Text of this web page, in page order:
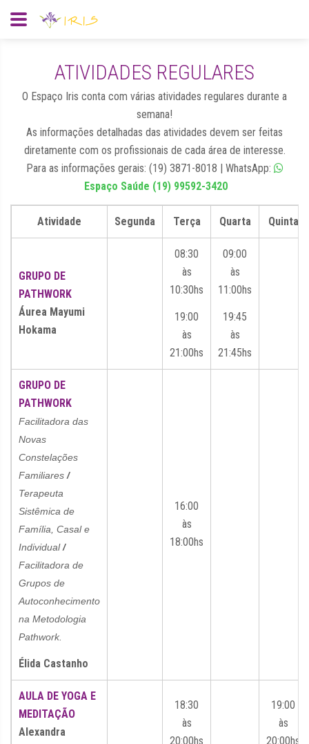
ATIVIDADES REGULARES
O Espaço Iris conta com várias atividades regulares durante a
semana!
As informações detalhadas das atividades devem ser feitas
diretamente com os profissionais de cada área de interesse.
Para as informações gerais: (19) 3871-8018 | WhatsApp:
Espaço Saúde (19) 99592-3420
Atividade Segunda Terça Quarta Quinta
GRUPO DE
PATHWORK
Áurea Mayumi
Hokama
08:30
às
10:30hs
19:00
às
21:00hs
09:00
às
11:00hs
19:45
às
21:45hs
GRUPO DE
PATHWORK
Facilitadora das
Novas
Constelações
Familiares /
Terapeuta
Sistêmica de
Família, Casal e
Individual/
Facilitadora de
Grupos de
Autoconhecimento
na Metodologia
Pathwork.
Élida Castanho
16:00
às
18:00hs
AULA DE YOGA E
MEDITAÇÃO
Alexandra
18:30
às
20:00hs
19:00
às
20:00hs